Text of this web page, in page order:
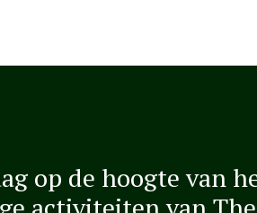
op de hoogte van